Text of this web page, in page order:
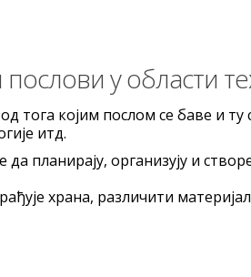
у области
тога којим послом се баве и
итд.
организују и
храна, различити